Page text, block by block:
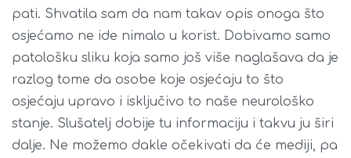
pati. Shvatila sam da nam takav opis onoga što
osjećamo ne ide nimalo u korist. Dobivamo samo
patološku sliku koja samo još više naglašava da je
razlog tome da osobe koje osjećaju to što
osjećaju upravo i isključivo to naše neurološko
stanje. Slušatelj dobije tu informaciju i takvu ju širi
dalje. Ne možemo dakle očekivati da će mediji, pa